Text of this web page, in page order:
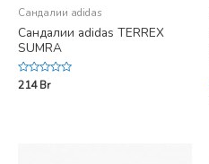
Сандалии adidas
Сандалии adidas TERREX
SUMRA
Rated
0
214Br